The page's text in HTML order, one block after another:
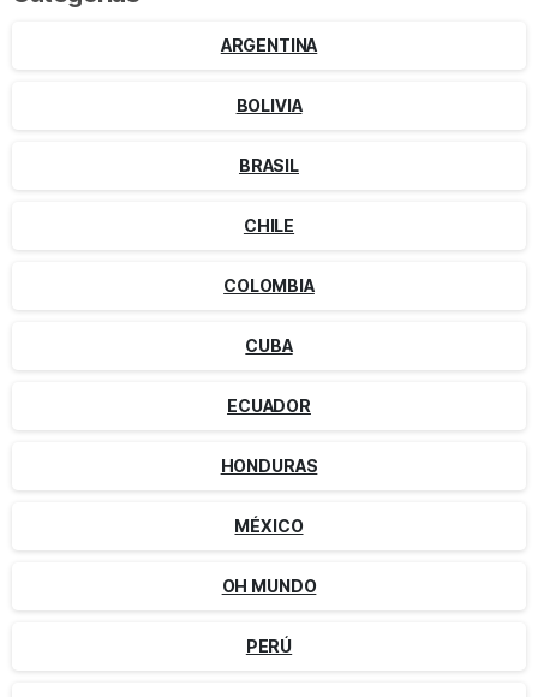
ARGENTINA
BOLIVIA
BRASIL
CHILE
COLOMBIA
CUBA
ECUADOR
HONDURAS
MÉXICO
OH MUNDO
PERÚ